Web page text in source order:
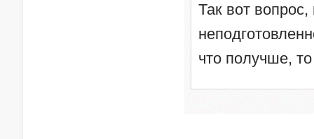
Так вот
что получше,